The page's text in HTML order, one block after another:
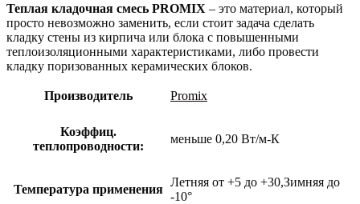
Теплая кладочная смесь PROMIX – это материал, который
просто невозможно заменить, если стоит задача сделать
кладку стены из кирпича или блока с повышенными
теплоизоляционными характеристиками, либо провести
кладку поризованных керамических блоков.
Производитель Promix
Коэффиц.
теплопроводности:
меньше 0,20 Вт/м-К
Температура применения
Летняя от +5 до +30,Зимняя до
-10°